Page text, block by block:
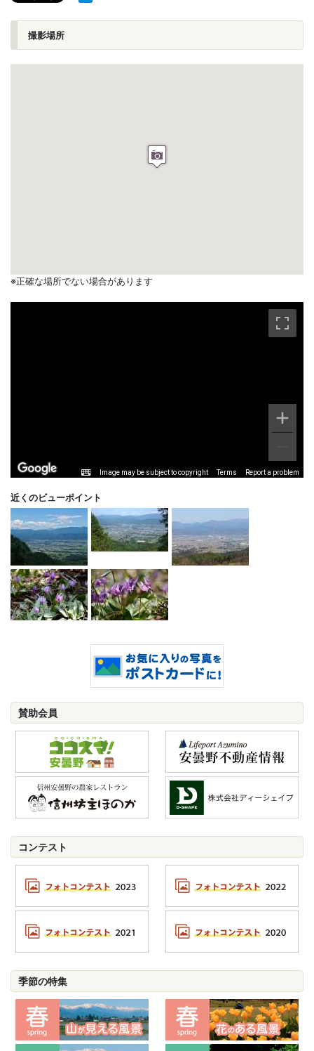
撮影場所
※正確な場所でない場合があります
Image may be subject to copyright Terms Report a problem
近くのビューポイント
賛助会員
コンテスト
季節の特集